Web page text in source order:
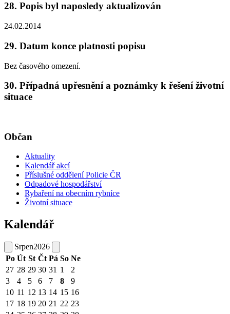
28. Popis byl naposledy aktualizován
24.02.2014
29. Datum konce platnosti popisu
Bez časového omezení.
30. Případná upřesnění a poznámky k řešení životní
situace
Občan
Aktuality
Kalendář akcí
Příslušné oddělení Policie ČR
Odpadové hospodářství
Rybaření na obecním rybníce
Životní situace
Kalendář
Srpen2026
Po Út St Čt Pá So Ne
27 28 29 30 31 1
2
3
4 5 6 7 8
9
10 11 12 13 14 15 16
17 18 19 20 21 22 23